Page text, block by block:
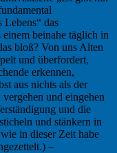
Lebens“ das
beinahe täglich in
bloß? Von uns Alten
und überfordert,
erkennen,
aus nichts als der
und eingehen
und die
und stänkern in
in dieser Zeit habe
–